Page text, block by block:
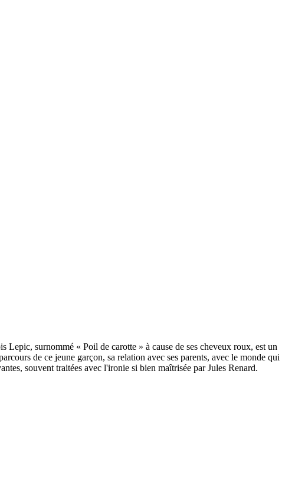
surnommé « Poil de carotte » à cause de ses cheveux roux, est un
de ce jeune garçon, sa relation avec ses parents, avec le monde qui
souvent traitées avec l'ironie si bien maîtrisée par Jules Renard.